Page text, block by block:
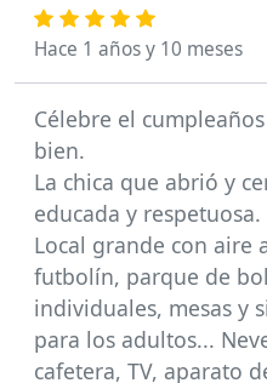
Hace 1 años y 10 meses
Célebre el
bien.
La chica que abrió y
educada y respetuosa.
Local grande con aire
futbolín, parque de
individuales, mesas y
para los adultos...
cafetera, TV, aparato